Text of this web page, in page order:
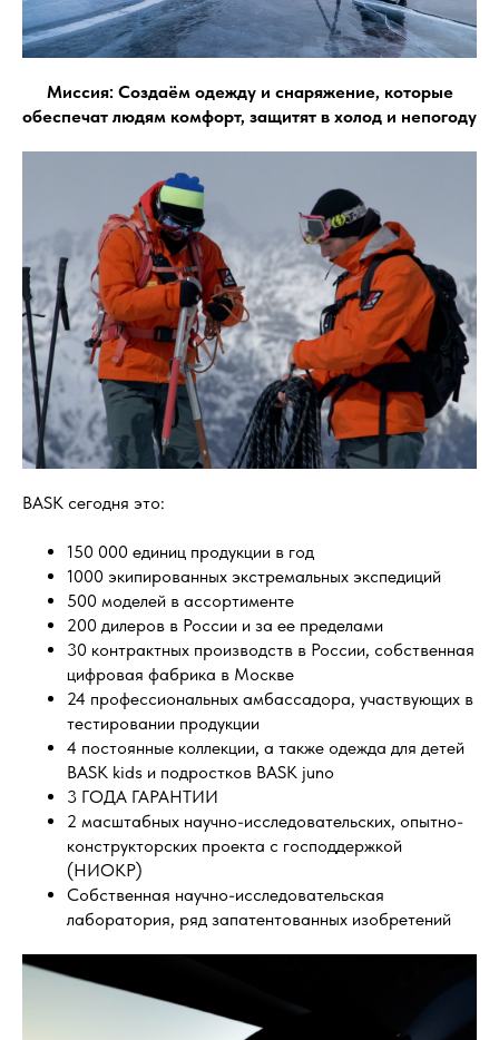
Миссия: Создаём одежду и снаряжение, которые
обеспечат людям комфорт, защитят в холод и непогоду
BASK сегодня это:
150 000 единиц продукции в год
1000 экипированных экстремальных экспедиций
500 моделей в ассортименте
200 дилеров в России и за ее пределами
30 контрактных производств в России, собственная
цифровая фабрика в Москве
24 профессиональных амбассадора, участвующих в
тестировании продукции
4 постоянные коллекции, а также одежда для детей
BASK kids и подростков BASK juno
3 ГОДА ГАРАНТИИ
2 масштабных научно-исследовательских, опытно-
конструкторских проекта с господдержкой
(НИОКР)
Собственная научно-исследовательская
лаборатория, ряд запатентованных изобретений